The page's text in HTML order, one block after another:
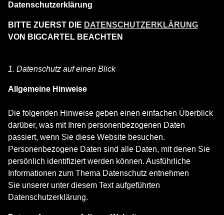
Datenschutzerklärung
BITTE ZUERST DIE DATENSCHUTZERKLÄRUNG
VON BIGCARTEL BEACHTEN
1. Datenschutz auf einen Blick
Allgemeine Hinweise
Die folgenden Hinweise geben einen einfachen Überblick
darüber, was mit Ihren personenbezogenen Daten
passiert, wenn Sie diese Website besuchen.
Personenbezogene Daten sind alle Daten, mit denen Sie
persönlich identifiziert werden können. Ausführliche
Informationen zum Thema Datenschutz entnehmen
Sie unserer unter diesem Text aufgeführten
Datenschutzerklärung.